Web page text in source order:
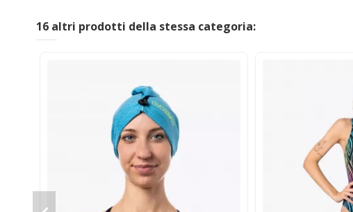
16 altri prodotti della stessa categoria: